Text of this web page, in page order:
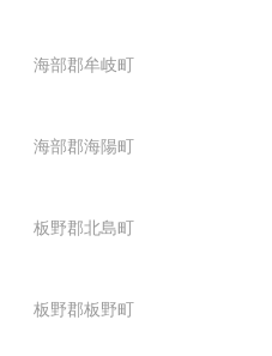
海部郡牟岐町
海部郡海陽町
板野郡北島町
板野郡板野町